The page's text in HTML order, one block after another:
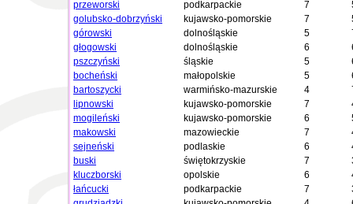
przeworski
podkarpackie 7
golubsko-dobrzyński
kujawsko-pomorskie 7
górowski
dolnośląskie 5
głogowski
dolnośląskie 6
pszczyński
śląskie 5
bocheński
małopolskie 5
bartoszycki
warmińsko-mazurskie 4
lipnowski
kujawsko-pomorskie 7
mogileński
kujawsko-pomorskie 6
makowski
mazowieckie 7
sejneński
podlaskie 6
buski
świętokrzyskie 7
kluczborski
opolskie 6
łańcucki
podkarpackie 7